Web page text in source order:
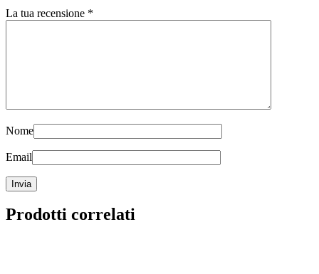
La tua recensione *
Nome
Email
Prodotti correlati